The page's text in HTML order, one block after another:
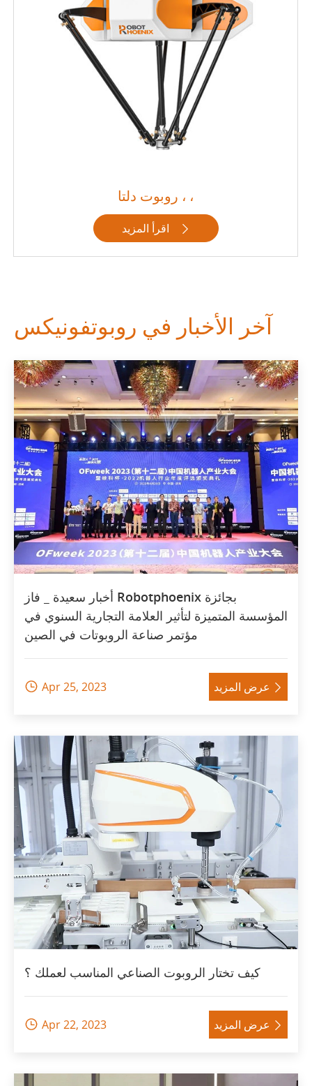
روبوت دلتا ، ،
اقرأ المزيد 
آخر الأخبار في روبوتفونيكس
أخبار سعيدة _ فاز Robotphoenix بجائزة
المؤسسة المتميزة لتأثير العلامة التجارية السنوي في
مؤتمر صناعة الروبوتات في الصين
 Apr 25, 2023 عرض المزيد 
كيف تختار الروبوت الصناعي المناسب لعملك ؟
 Apr 22, 2023 عرض المزيد 